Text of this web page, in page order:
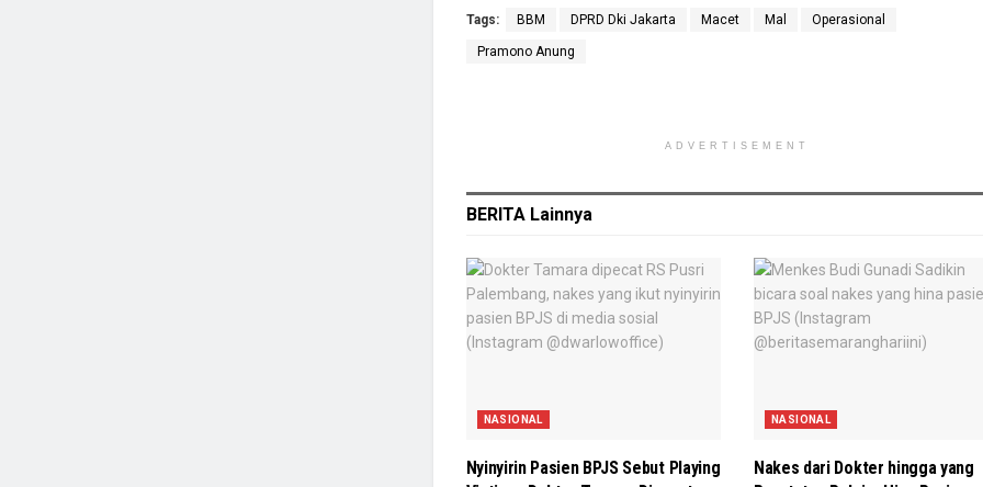
Tags: BBM DPRD Dki Jakarta Macet Mal Operasional
Pramono Anung
ADVERTISEMENT
BERITA Lainnya
NASIONAL
Nyinyirin Pasien BPJS Sebut Playing
NASIONAL
Nakes dari Dokter hingga yang